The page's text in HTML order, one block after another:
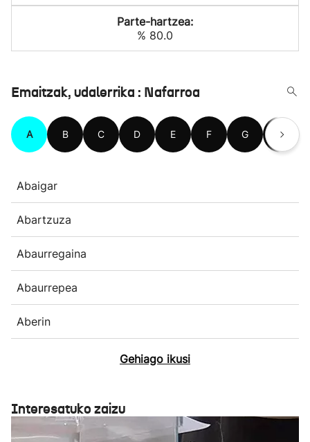
Parte-hartzea:
% 80.0
Emaitzak, udalerrika : Nafarroa
A B C D E F G H
Abaigar
Abartzuza
Abaurregaina
Abaurrepea
Aberin
Gehiago ikusi
Interesatuko zaizu